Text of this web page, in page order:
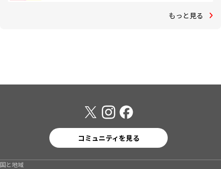
もっと見る
コミュニティを見る
国と地域